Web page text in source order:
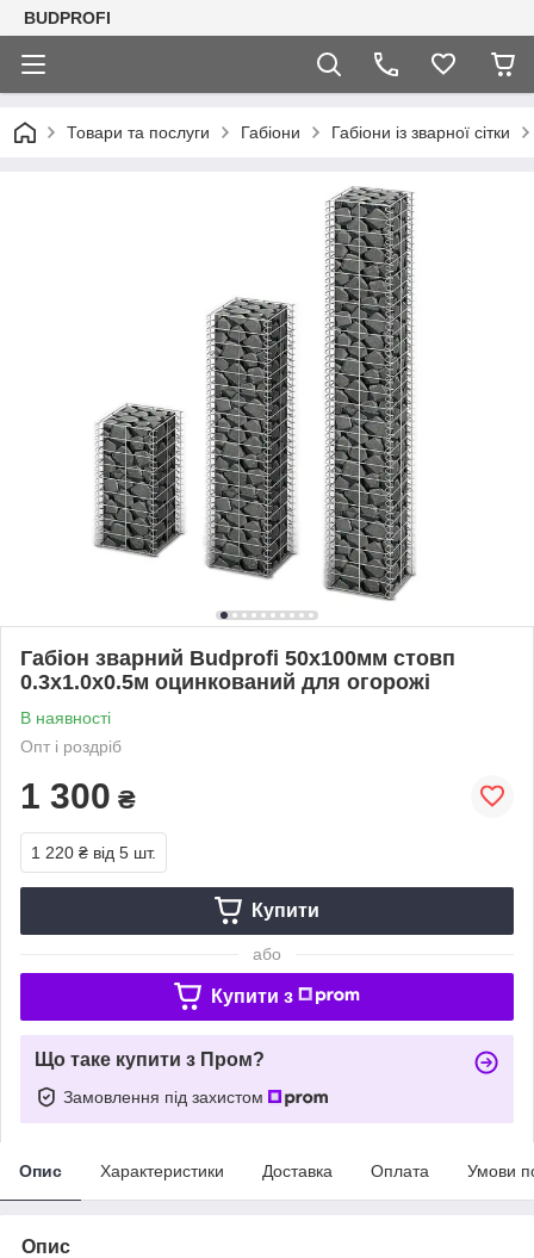
BUDPROFI
Товари та послуги Габіони Габіони із зварної сітки
Габіон зварний Budprofi 50х100мм стовп
0.3х1.0х0.5м оцинкований для огорожі
В наявності
Опт і роздріб
1 300 ₴
1 220 ₴ від 5 шт.
Купити
або
Купити з
Що таке купити з Пром?
Замовлення під захистом
Опис Характеристики Доставка Оплата Умови
Опис